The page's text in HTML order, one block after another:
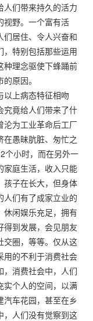
人们带来持久的活力
视野。一个富有活
们居住、令人兴奋和
，特别包括那些运用
种理念驱使下蜂踊前
原因。
以上病态特征相吻
究竟给人们带来了什
沦为工业革命后工厂
愚昧肮脏、匆忙之
个小时，而在另外一
家庭生活，收入只能
孩子在长大，但身体
人们有了成家立业的
休闲娱乐充足，拥有
得到发展，会见朋友
交圈，等等。仅从这
用的不利于消费社会
，消费社会中，人们
实个人的空间，以满
汽车花园，甚至在乡
，人们没有觉察到这